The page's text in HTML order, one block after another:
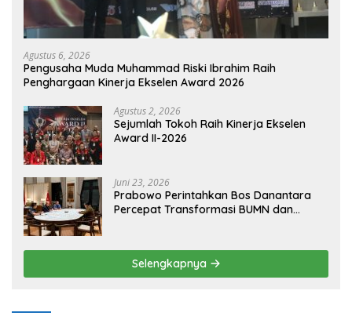
Agustus 6, 2026
Pengusaha Muda Muhammad Riski Ibrahim Raih
Penghargaan Kinerja Ekselen Award 2026
Agustus 2, 2026
Sejumlah Tokoh Raih Kinerja Ekselen
Award II-2026
Juni 23, 2026
Prabowo Perintahkan Bos Danantara
Percepat Transformasi BUMN dan
Selengkapnya